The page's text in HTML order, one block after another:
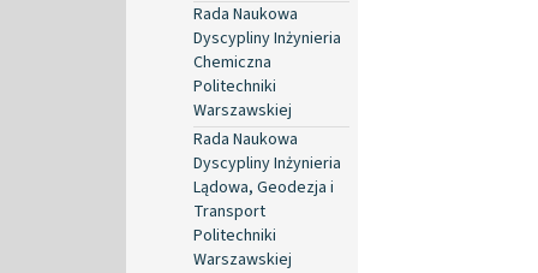
Rada Naukowa
Dyscypliny Inżynieria
Chemiczna
Politechniki
Warszawskiej
Rada Naukowa
Dyscypliny Inżynieria
Lądowa, Geodezja i
Transport
Politechniki
Warszawskiej